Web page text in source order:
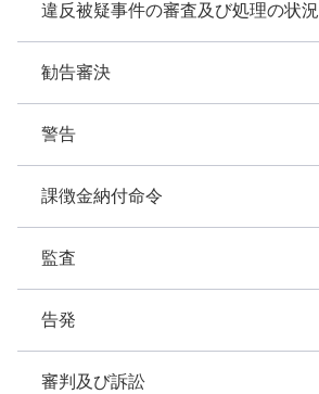
違反被疑事件の審査及び処理の状況
勧告審決
警告
課徴金納付命令
監査
告発
審判及び訴訟